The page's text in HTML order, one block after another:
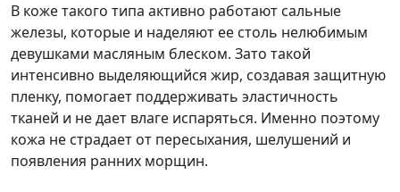
В коже такого типа активно работают сальные
железы, которые и наделяют ее столь нелюбимым
девушками масляным блеском. Зато такой
интенсивно выделяющийся жир, создавая защитную
пленку, помогает поддерживать эластичность
тканей и не дает влаге испаряться. Именно поэтому
кожа не страдает от пересыхания, шелушений и
появления ранних морщин.